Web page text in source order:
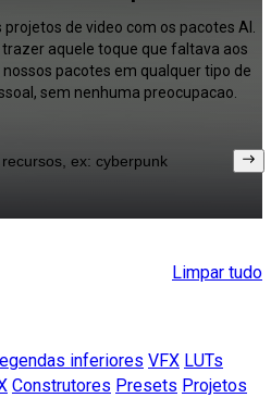
de video com os pacotes AI.
aquele toque que faltava aos
pacotes em qualquer tipo de
sem nenhuma preocupacao.
Limpar tudo
inferiores VFX LUTs
Construtores Presets Projetos